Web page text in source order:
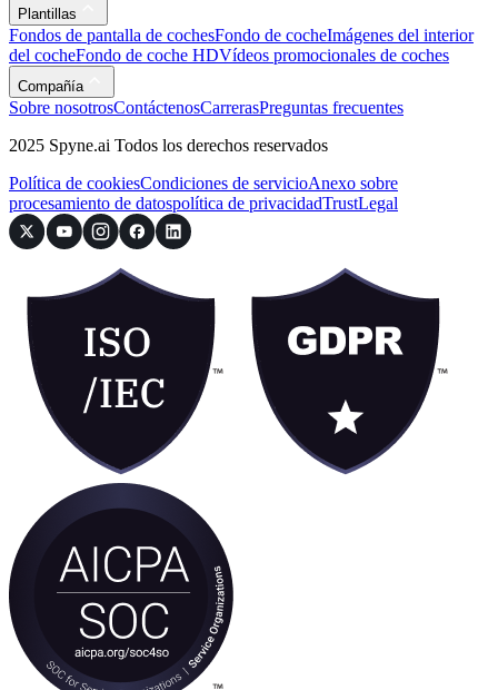
Plantillas
Fondos de pantalla de cochesFondo de cocheImágenes del interior
del cocheFondo de coche HDVídeos promocionales de coches
Compañía
Sobre nosotrosContáctenosCarrerasPreguntas frecuentes
2025 Spyne.ai Todos los derechos reservados
Política de cookiesCondiciones de servicioAnexo sobre
procesamiento de datospolítica de privacidadTrustLegal